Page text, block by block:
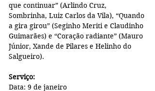
que continuar” (Arlindo Cruz,
Sombrinha, Luiz Carlos da Vila), “Quando
a gira girou” (Seginho Meriti e Claudinho
Guimarães) e “Coração radiante” (Mauro
Júnior, Xande de Pilares e Helinho do
Salgueiro).
Serviço:
Data: 9 de janeiro